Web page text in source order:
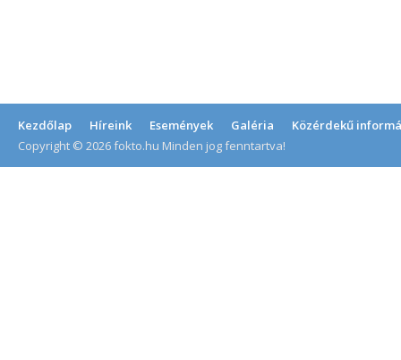
Kezdőlap Híreink Események Galéria
Közérdekű
Copyright © 2026 fokto.hu Minden jog fenntartva!